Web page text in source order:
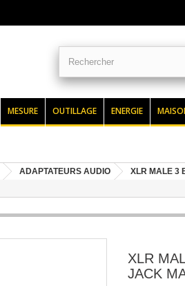
MESURE OUTILLAGE ENERGIE
ADAPTATEURS AUDIO XLR MALE 3
XLR
JACK